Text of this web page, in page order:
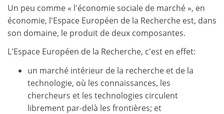
Un peu comme « l'économie sociale de marché », en
économie, l'Espace Européen de la Recherche est, dans
son domaine, le produit de deux composantes.
L'Espace Européen de la Recherche, c'est en effet:
un marché intérieur de la recherche et de la
technologie, où les connaissances, les
chercheurs et les technologies circulent
librement par-delà les frontières; et